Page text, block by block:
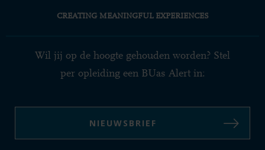
CREATING MEANINGFUL EXPERIENCES
Wil jij op de hoogte gehouden worden? Stel
per opleiding een BUas Alert in:
NIEUWSBRIEF